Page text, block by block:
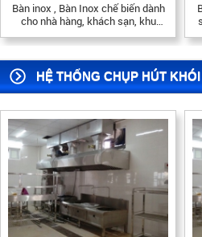
Bàn inox công nghiệp, Bàn 2 tầng
song inox dùng cho quán ăn, nhà
hàng, khách sạn, căn tin công ty,
trường học của công ty Bếp Việt
Liên hệ: 0908 918 926
HỆ THỐNG CHỤP HÚT KHÓI